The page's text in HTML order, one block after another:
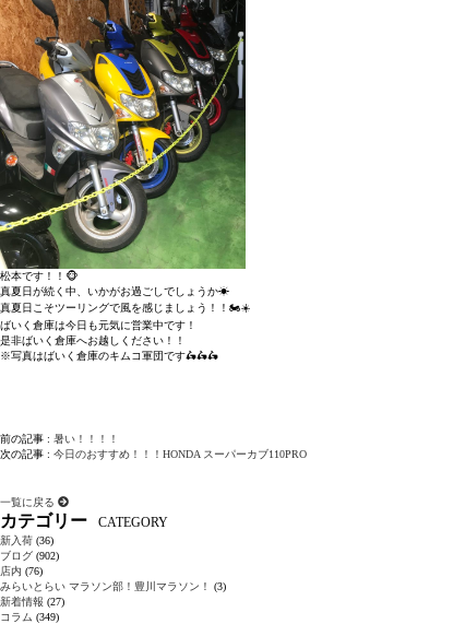
松本です！！🐵
真夏日が続く中、いかがお過ごしでしょうか☀
真夏日こそツーリングで風を感じましょう！！🏍☀
ばいく倉庫は今日も元気に営業中です！
是非ばいく倉庫へお越しください！！
※写真はばいく倉庫のキムコ軍団です🛵🛵🛵
前の記事 : 暑い！！！！
次の記事 : 今日のおすすめ！！！HONDA スーパーカブ110PRO
一覧に戻る
カテゴリー CATEGORY
新入荷 (36)
ブログ (902)
店内 (76)
みらいとらい マラソン部！豊川マラソン！
(3)
新着情報 (27)
コラム (349)